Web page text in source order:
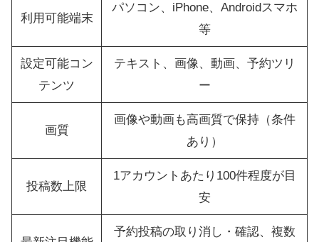
利用可能端末
パソコン、iPhone、Androidスマホ
等
設定可能コン
テンツ
テキスト、画像、動画、予約ツリ
ー
画質
画像や動画も高画質で保持（条件
あり）
投稿数上限
1アカウントあたり100件程度が目
安
予約投稿の取り消し・確認、複数